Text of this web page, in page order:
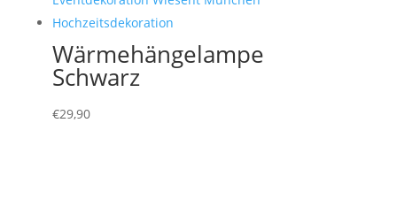
Wärmehängelampe
Schwarz
€29,90